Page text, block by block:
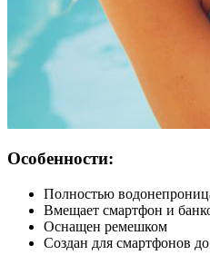
Особенности:
Полностью
Вмещает смартфон и
Оснащен ремешком
Создан для смартфонов